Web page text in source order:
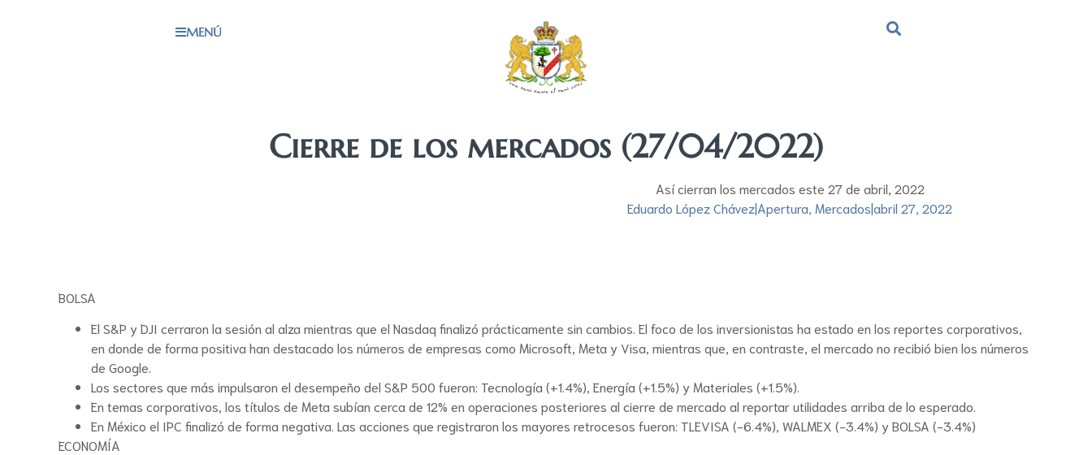
MENÚ
Cierre de los mercados (27/04/2022)
Así cierran los mercados este 27 de abril, 2022
Eduardo López Chávez|Apertura Mercados|abril 27, 2022
BOLSA
El S&P y DJI cerraron la sesión al alza mientras que el Nasdaq finalizó prácticamente sin cambios. El foco de los inversionistas ha estado en los reportes corporativos,
en donde de forma positiva han destacado los números de empresas como Microsoft, Meta y Visa, mientras que, en contraste, el mercado no recibió bien los números
de Google.
Los sectores que más impulsaron el desempeño del S&P 500 fueron: Tecnología (+1.4%), Energía (+1.5%) y Materiales (+1.5%).
En temas corporativos, los títulos de Meta subían cerca de 12% en operaciones posteriores al cierre de mercado al reportar utilidades arriba de lo esperado.
En México el IPC finalizó de forma negativa. Las acciones que registraron los mayores retrocesos fueron: TLEVISA (-6.4%), WALMEX (-3.4%) y BOLSA (-3.4%)
ECONOMÍA